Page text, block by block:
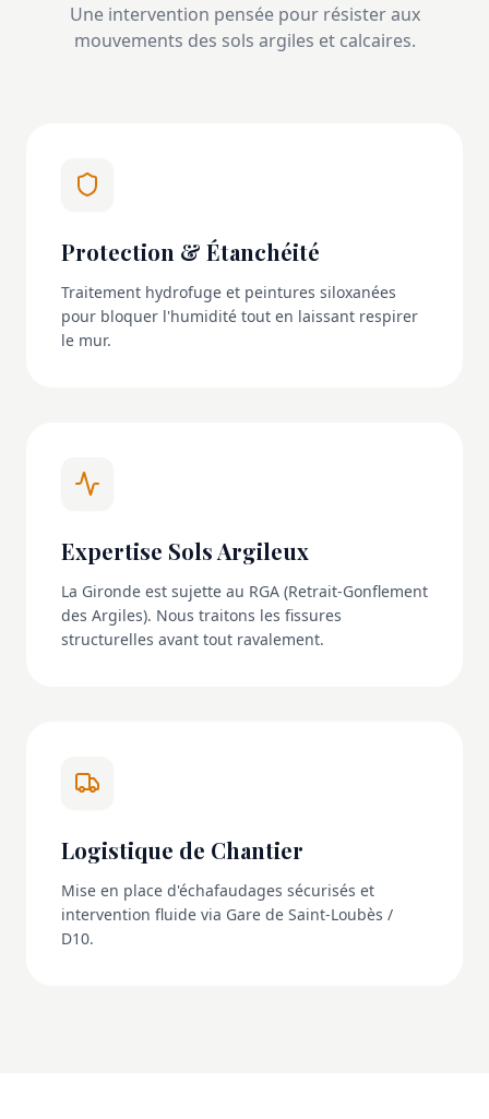
Une intervention pensée pour résister aux
mouvements des sols argiles et calcaires.
Protection & Étanchéité
Traitement hydrofuge et peintures siloxanées
pour bloquer l'humidité tout en laissant respirer
le mur.
Expertise Sols Argileux
La Gironde est sujette au RGA (Retrait-Gonflement
des Argiles). Nous traitons les fissures
structurelles avant tout ravalement.
Logistique de Chantier
Mise en place d'échafaudages sécurisés et
intervention fluide via Gare de Saint-Loubès /
D10.